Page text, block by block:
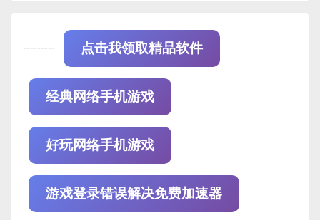
--------- 点击我领取精品软件
经典网络手机游戏
好玩网络手机游戏
游戏登录错误解决免费加速器